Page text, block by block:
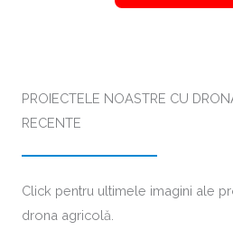
PROIECTELE NOASTRE CU
RECENTE
Click pentru ultimele imagini ale
drona agricolă.